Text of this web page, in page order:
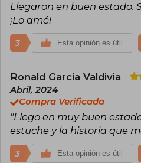
Llegaron en buen estado.
¡Lo amé!
3 Esta opinión es útil
Ronald Garcia Valdivia
Abril, 2024
Compra Verificada
"Llego en muy buen
estuche y la historia que
3 Esta opinión es útil